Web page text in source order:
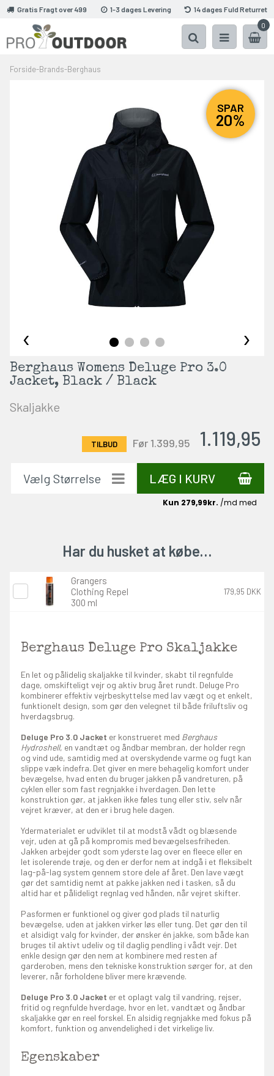
Gratis Fragt over 499 1-3 dages Levering
14 dages Fuld Returret
0
Forside-Brands-Berghaus
SPAR
20%
‹ ›
Berghaus Womens Deluge Pro 3.0
Jacket, Black / Black
Skaljakke
1.119,95
Før 1.399,95
LÆG I KURV
Har du husket at købe…
Grangers
Clothing Repel
300 ml
179,95 DKK
Berghaus Deluge Pro Skaljakke
En let og pålidelig skaljakke til kvinder, skabt til regnfulde
dage, omskifteligt vejr og aktiv brug året rundt. Deluge Pro
kombinerer effektiv vejrbeskyttelse med lav vægt og et enkelt,
funktionelt design, som gør den velegnet til både friluftsliv og
hverdagsbrug.
Deluge Pro 3.0 Jacket er konstrueret med Berghaus
Hydroshell, en vandtæt og åndbar membran, der holder regn
og vind ude, samtidig med at overskydende varme og fugt kan
slippe væk indefra. Det giver en mere behagelig komfort under
bevægelse, hvad enten du bruger jakken på vandreturen, på
cyklen eller som fast regnjakke i hverdagen. Den lette
konstruktion gør, at jakken ikke føles tung eller stiv, selv når
vejret kræver, at den er i brug hele dagen.
Ydermaterialet er udviklet til at modstå vådt og blæsende
vejr, uden at gå på kompromis med bevægelsesfriheden.
Jakken arbejder godt som yderste lag over en fleece eller en
let isolerende trøje, og den er derfor nem at indgå i et fleksibelt
lag-på-lag system gennem store dele af året. Den lave vægt
gør det samtidig nemt at pakke jakken ned i tasken, så du
altid har et pålideligt regnlag ved hånden, når vejret skifter.
Pasformen er funktionel og giver god plads til naturlig
bevægelse, uden at jakken virker løs eller tung. Det gør den til
et alsidigt valg for kvinder, der ønsker én jakke, som både kan
bruges til aktivt udeliv og til daglig pendling i vådt vejr. Det
enkle design gør den nem at kombinere med resten af
garderoben, mens den tekniske konstruktion sørger for, at den
leverer, når forholdene bliver mere krævende.
Deluge Pro 3.0 Jacket er et oplagt valg til vandring, rejser,
fritid og regnfulde hverdage, hvor en let, vandtæt og åndbar
skaljakke gør en reel forskel. En alsidig regnjakke med fokus på
komfort, funktion og anvendelighed i det virkelige liv.
Egenskaber